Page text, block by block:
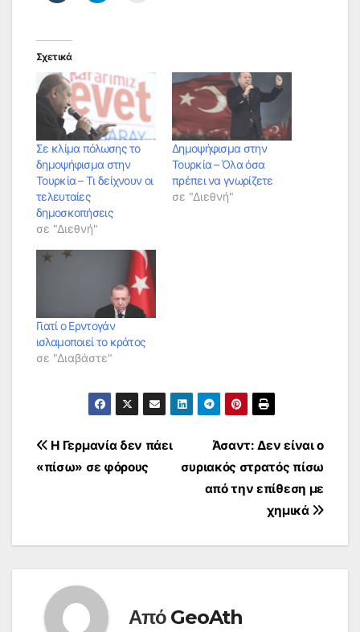
Σχετικά
Σε κλίμα πόλωσης το
δημοψήφισμα στην
Τουρκία – Τι δείχνουν οι
τελευταίες
δημοσκοπήσεις
σε "Διεθνή"
Δημοψήφισμα στην
Τουρκία – Όλα όσα
πρέπει να γνωρίζετε
σε "Διεθνή"
Γιατί ο Ερντογάν
ισλαμοποιεί το κράτος
σε "Διαβάστε"
Πλοήγηση
άρθρων
Άσαντ: Δεν είναι ο
συριακός στρατός πίσω
από την επίθεση με
χημικά
Η Γερμανία δεν πάει
«πίσω» σε φόρους
Από GeoAth